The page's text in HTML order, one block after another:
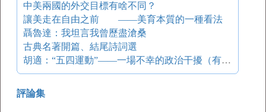
中美兩國的外交目標有啥不同？
讓美走在自由之前 ——美育本質的一種看法
聶魯達：我坦言我曾歷盡滄桑
古典名著開篇、結尾詩詞選
胡適：“五四運動”——一場不幸的政治干擾（有刪減）
評論集